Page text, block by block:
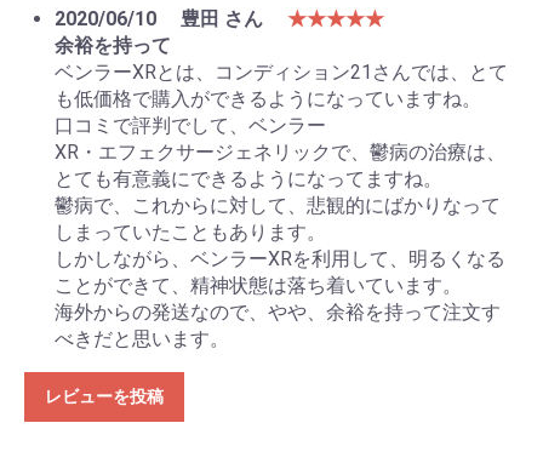
2020/06/10
豊田 さん
★★★★★
余裕を持って
ベンラーXRとは、コンディション21さんでは、とて
も低価格で購入ができるようになっていますね。
口コミで評判でして、ベンラー
XR・エフェクサージェネリックで、鬱病の治療は、
とても有意義にできるようになってますね。
鬱病で、これからに対して、悲観的にばかりなって
しまっていたこともあります。
しかしながら、ベンラーXRを利用して、明るくなる
ことができて、精神状態は落ち着いています。
海外からの発送なので、やや、余裕を持って注文す
べきだと思います。
レビューを投稿